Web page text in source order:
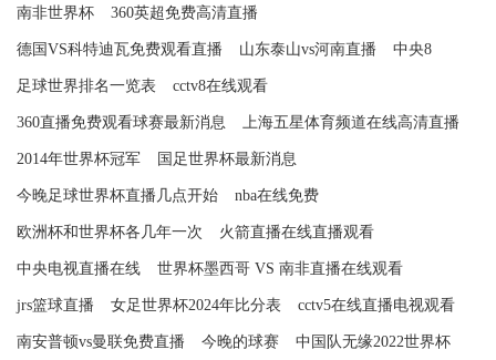
南非世界杯 360英超免费高清直播
德国VS科特迪瓦免费观看直播 山东泰山vs河南直播 中央8
足球世界排名一览表 cctv8在线观看
360直播免费观看球赛最新消息 上海五星体育频道在线高清直播
2014年世界杯冠军 国足世界杯最新消息
今晚足球世界杯直播几点开始 nba在线免费
欧洲杯和世界杯各几年一次 火箭直播在线直播观看
中央电视直播在线 世界杯墨西哥 VS 南非直播在线观看
jrs篮球直播 女足世界杯2024年比分表 cctv5在线直播电视观看
南安普顿vs曼联免费直播 今晚的球赛 中国队无缘2022世界杯